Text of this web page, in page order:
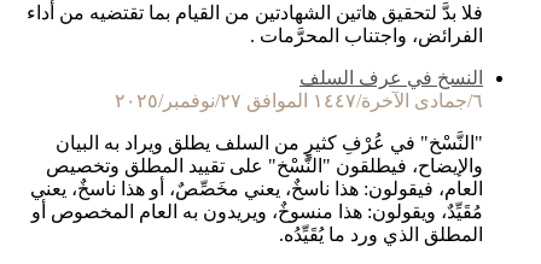
فلا بدَّ لتحقيق هاتين الشهادتين من القيام بما تقتضيه من أداء
الفرائض، واجتناب المحرَّمات .
النسخ في عرف السلف
٦/جمادى الآخرة/١٤٤٧ الموافق ٢٧/نوفمبر/٢٠٢٥
"النَّسْخ" في عُرْفِ كثيرٍ من السلف يطلق ويراد به البيان
والإيضاح، فيطلقون "النَّسْخ" على تقييد المطلق وتخصيص
العام، فيقولون: هذا ناسخٌ، يعني مخَصِّصٌ، أو هذا ناسخٌ، يعني
مُقَيِّدٌ، ويقولون: هذا منسوخٌ، ويريدون به العام المخصوص أو
المطلق الذي ورد ما يُقَيِّدُه.